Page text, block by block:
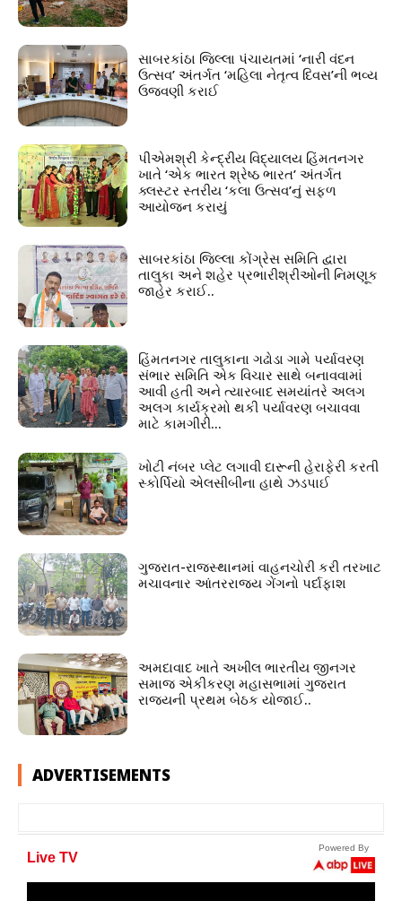
સાબરકાંઠા જિલ્લા પંચાયતમાં ‘નારી વંદન
ઉત્સવ’ અંતર્ગત ‘મહિલા નેતૃત્વ દિવસ’ની ભવ્ય
ઉજવણી કરાઈ
પીએમશ્રી કેન્દ્રીય વિદ્યાલય હિંમતનગર
ખાતે ‘એક ભારત શ્રેષ્ઠ ભારત’ અંતર્ગત
ક્લસ્ટર સ્તરીય ‘કલા ઉત્સવ’નું સફળ
આયોજન કરાયું
સાબરકાંઠા જિલ્લા કોંગ્રેસ સમિતિ દ્વારા
તાલુકા અને શહેર પ્રભારીશ્રીઓની નિમણૂક
જાહેર કરાઈ..
હિંમતનગર તાલુકાના ગઢોડા ગામે પર્યાવરણ
સંભાર સમિતિ એક વિચાર સાથે બનાવવામાં
આવી હતી અને ત્યારબાદ સમયાંતરે અલગ
અલગ કાર્યક્રમો થકી પર્યાવરણ બચાવવા
માટે કામગીરી...
ખોટી નંબર પ્લેટ લગાવી દારૂની હેરાફેરી કરતી
સ્કોર્પિયો એલસીબીના હાથે ઝડપાઈ
ગુજરાત-રાજસ્થાનમાં વાહનચોરી કરી તરખાટ
મચાવનાર આંતરરાજ્ય ગેંગનો પર્દાફાશ
અમદાવાદ ખાતે અખીલ ભારતીય જીનગર
સમાજ એકીકરણ મહાસભામાં ગુજરાત
રાજ્યની પ્રથમ બેઠક યોજાઈ..
ADVERTISEMENTS